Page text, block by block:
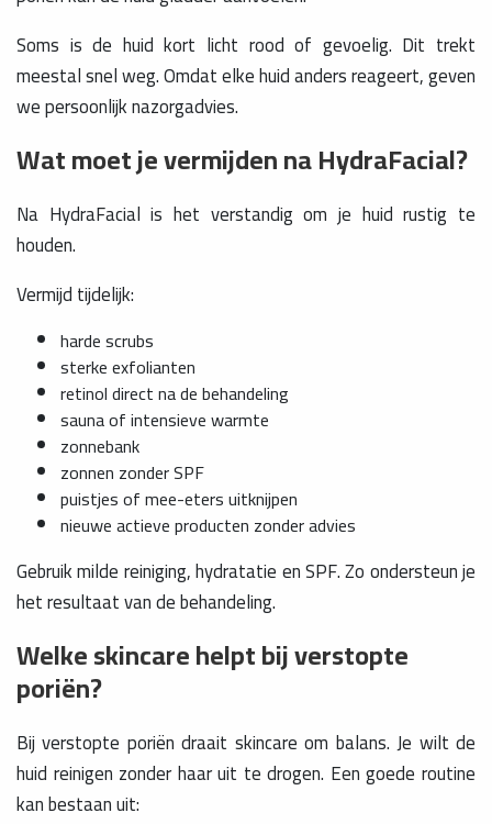
Soms is de huid kort licht rood of gevoelig. Dit trekt
meestal snel weg. Omdat elke huid anders reageert, geven
we persoonlijk nazorgadvies.
Wat moet je vermijden na HydraFacial?
Na HydraFacial is het verstandig om je huid rustig te
houden.
Vermijd tijdelijk:
harde scrubs
sterke exfolianten
retinol direct na de behandeling
sauna of intensieve warmte
zonnebank
zonnen zonder SPF
puistjes of mee-eters uitknijpen
nieuwe actieve producten zonder advies
Gebruik milde reiniging, hydratatie en SPF. Zo ondersteun je
het resultaat van de behandeling.
Welke skincare helpt bij verstopte
poriën?
Bij verstopte poriën draait skincare om balans. Je wilt de
huid reinigen zonder haar uit te drogen. Een goede routine
kan bestaan uit: